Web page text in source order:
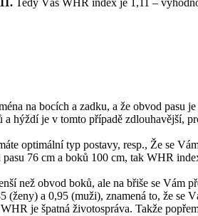
Tedy Váš WHR index je 1,11 –
na bocích a zadku, a že obvod
hýždí je v tomto případě zdlouhavější,
optimální typ postavy, resp., Že se
76 cm a boků 100 cm, tak WHR
než obvod boků, ale na břiše se Vám
(ženy) a 0,95 (muži), znamená to, že se
je špatná životospráva. Takže